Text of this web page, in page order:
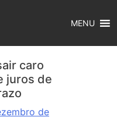
MENU
caro
juros de
de